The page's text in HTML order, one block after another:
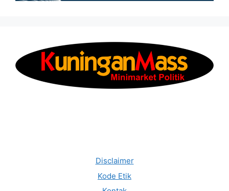
Disclaimer
Kode Etik